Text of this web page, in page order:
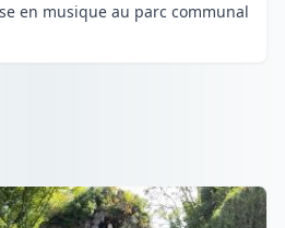
en musique au parc communal